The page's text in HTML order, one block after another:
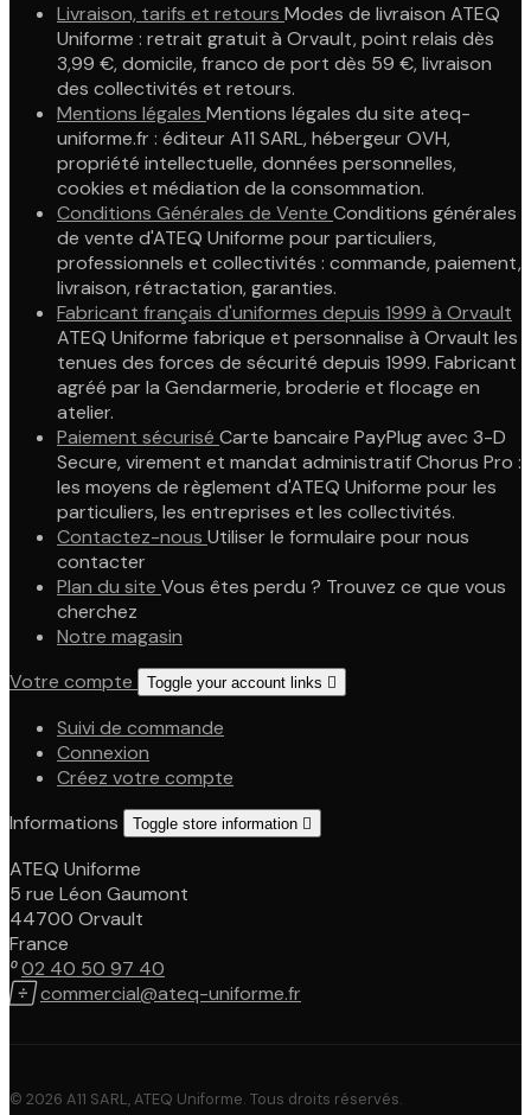
Livraison, tarifs et retours Modes de livraison ATEQ
Uniforme : retrait gratuit à Orvault, point relais dès
3,99 €, domicile, franco de port dès 59 €, livraison
des collectivités et retours.
Mentions légales Mentions légales du site ateq-
uniforme.fr : éditeur A11 SARL, hébergeur OVH,
propriété intellectuelle, données personnelles,
cookies et médiation de la consommation.
Conditions Générales de Vente Conditions générales
de vente d'ATEQ Uniforme pour particuliers,
professionnels et collectivités : commande, paiement,
livraison, rétractation, garanties.
Fabricant français d'uniformes depuis 1999 à Orvault
ATEQ Uniforme fabrique et personnalise à Orvault les
tenues des forces de sécurité depuis 1999. Fabricant
agréé par la Gendarmerie, broderie et flocage en
atelier.
Paiement sécurisé Carte bancaire PayPlug avec 3-D
Secure, virement et mandat administratif Chorus Pro :
les moyens de règlement d'ATEQ Uniforme pour les
particuliers, les entreprises et les collectivités.
Contactez-nous Utiliser le formulaire pour nous
contacter
Plan du site Vous êtes perdu ? Trouvez ce que vous
cherchez
Notre magasin
Votre compte
Toggle your account links 
Suivi de commande
Connexion
Créez votre compte
Informations
Toggle store information 
ATEQ Uniforme
5 rue Léon Gaumont
44700 Orvault
France
02 40 50 97 40
commercial@ateq-uniforme.fr
© 2026 A11 SARL, ATEQ Uniforme. Tous droits réservés.